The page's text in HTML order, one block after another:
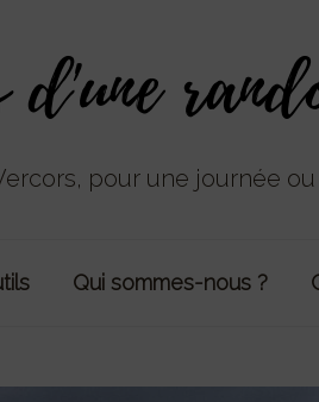
pour une journée
Qui sommes-nous ?